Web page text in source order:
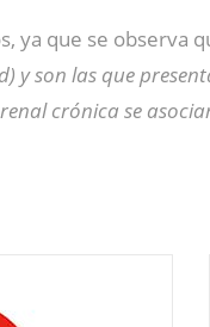
ya que se observa
y son las que
crónica se